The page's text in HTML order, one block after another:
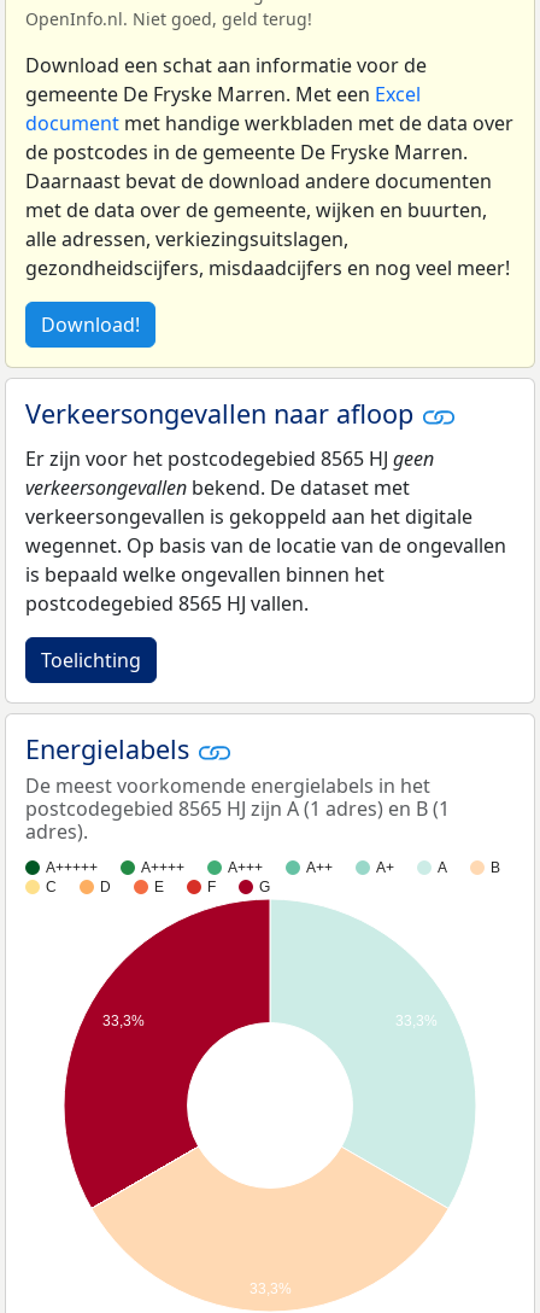
OpenInfo.nl. Niet goed, geld terug!
Download een schat aan informatie voor de
gemeente De Fryske Marren. Met een Excel
document met handige werkbladen met de data over
de postcodes in de gemeente De Fryske Marren.
Daarnaast bevat de download andere documenten
met de data over de gemeente, wijken en buurten,
alle adressen, verkiezingsuitslagen,
gezondheidscijfers, misdaadcijfers en nog veel meer!
Download!
Verkeersongevallen naar afloop
Er zijn voor het postcodegebied 8565 HJ geen
verkeersongevallen bekend. De dataset met
verkeersongevallen is gekoppeld aan het digitale
wegennet. Op basis van de locatie van de ongevallen
is bepaald welke ongevallen binnen het
postcodegebied 8565 HJ vallen.
Toelichting
Energielabels
De meest voorkomende energielabels in het
postcodegebied 8565 HJ zijn A (1 adres) en B (1
adres).
A+++++ A++++ A+++ A++ A+ A
B
C
D E F G
33,3%
33,3%
33,3%